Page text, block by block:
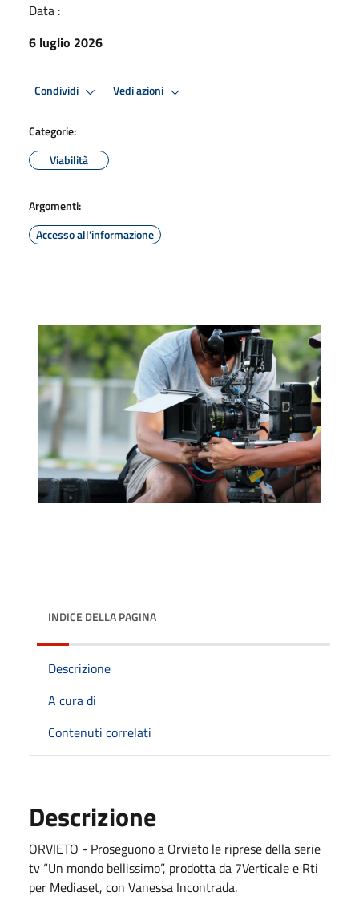
Data :
6 luglio 2026
Condividi Vedi azioni
Categorie:
Viabilità
Argomenti:
Accesso all'informazione
INDICE DELLA PAGINA
Descrizione
A cura di
Contenuti correlati
Descrizione
ORVIETO - Proseguono a Orvieto le riprese della serie
tv “Un mondo bellissimo”, prodotta da 7Verticale e Rti
per Mediaset, con Vanessa Incontrada.